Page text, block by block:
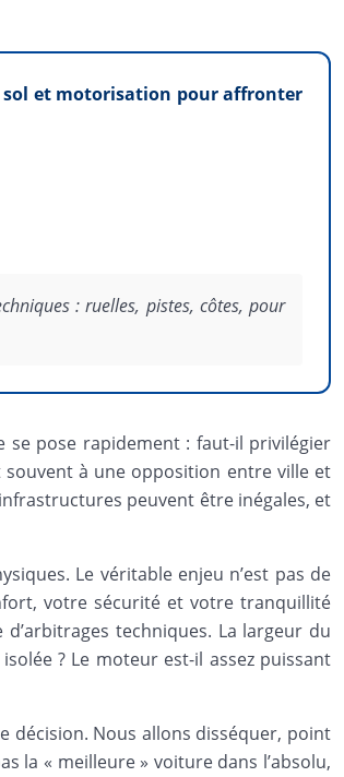
sol et motorisation pour affronter
: ruelles, pistes, côtes, pour
pose rapidement : faut-il privilégier
souvent à une opposition entre ville et
peuvent être inégales, et
Le véritable enjeu n’est pas de
votre sécurité et votre tranquillité
techniques. La largeur du
? Le moteur est-il assez puissant
décision. Nous allons disséquer, point
la « meilleure » voiture dans l’absolu,